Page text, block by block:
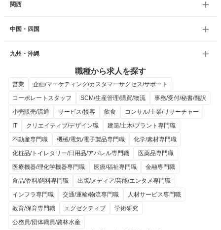
関西
中国・四国
九州・沖縄
職種から求人を探す
営業
企画/マーケティング/カスタマーサクセス/サポート
コーポレートスタッフ
SCM/生産管理/購買/物流
事務/受付/秘書/翻訳
小売販売/流通
サービス/接客 飲食
コンサル/士業/リサーチャー
IT
クリエイティブ/デザイン職
建築/土木/プラント専門職
不動産専門職
機械/電気/電子製品専門職
化学/素材専門職
化粧品/トイレタリー/日用品/アパレル専門職
医薬品専門職
医療機器/理化学機器専門職
医療/福祉専門職
金融専門職
食品/香料/飼料専門職
出版/メディア/芸能/エンタメ専門職
インフラ専門職
交通/運輸/物流専門職
人材サービス専門職
教育/保育専門職
エグゼクティブ
学術研究
公務員/団体職員/農林水産